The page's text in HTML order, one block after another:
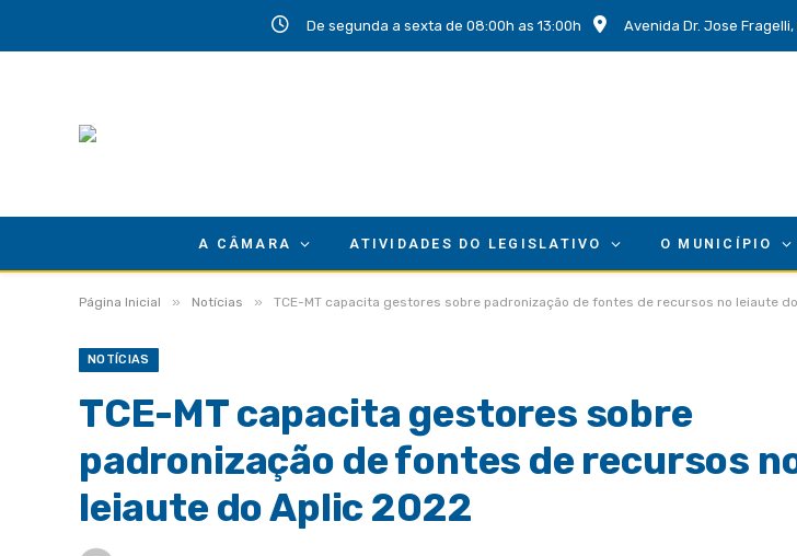
De segunda a sexta de 08:00h as 13:00h Avenida Dr. Jose
A CÂMARA ATIVIDADES DO LEGISLATIVO O MUNICÍPIO
Página Inicial » Notícias » TCE-MT capacita gestores sobre padronização de fontes de recursos no leiaute
NOTÍCIAS
TCE-MT capacita gestores sobre
padronização de fontes de recursos
leiaute do Aplic 2022